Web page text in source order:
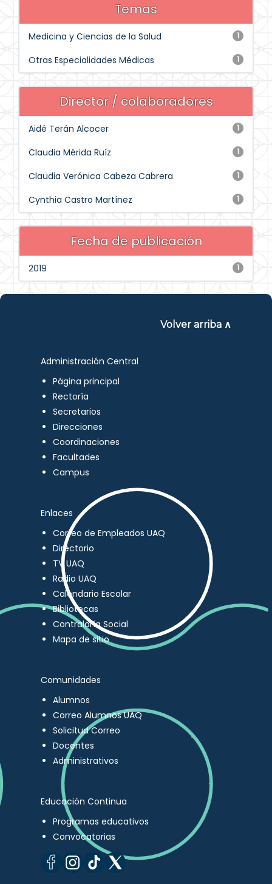
Temas
1
Medicina y Ciencias de la Salud
1
Otras Especialidades Médicas
Director / colaboradores
1
Aidé Terán Alcocer
1
Claudia Mérida Ruíz
1
Claudia Verónica Cabeza Cabrera
1
Cynthia Castro Martínez
Fecha de publicación
1
2019
Volver arriba ∧
Administración Central
Página principal
Rectoría
Secretarios
Direcciones
Coordinaciones
Facultades
Campus
Enlaces
Correo de Empleados UAQ
Directorio
TV UAQ
Radio UAQ
Calendario Escolar
Bibliotecas
Contraloría Social
Mapa de sitio
Comunidades
Alumnos
Correo Alumnos UAQ
Solicitud Correo
Docentes
Administrativos
Educación Continua
Programas educativos
Convocatorias